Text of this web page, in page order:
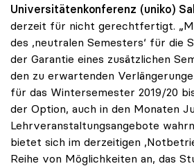
Universitätenkonferenz (uniko)
derzeit für nicht gerechtfertigt.
des ,neutralen Semesters‘ für die
der Garantie eines zusätzlichen
den zu erwartenden
für das Wintersemester 2019/20
der Option, auch in den Monaten
Lehrveranstaltungsangebote
bietet sich im derzeitigen
Reihe von Möglichkeiten an, das